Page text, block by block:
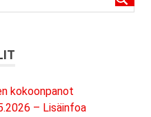
kokoonpanot
– Lisäinfoa